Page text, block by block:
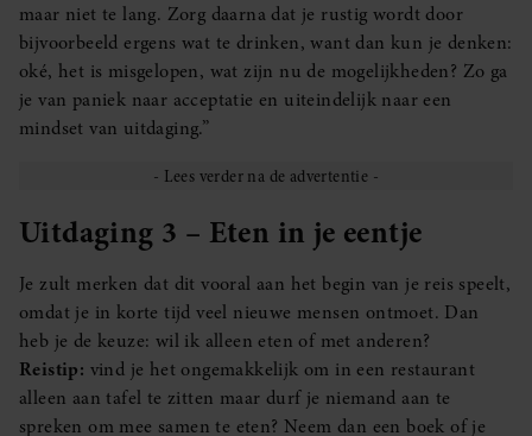
maar niet te lang. Zorg daarna dat je rustig wordt door
bijvoorbeeld ergens wat te drinken, want dan kun je denken:
oké, het is misgelopen, wat zijn nu de mogelijkheden? Zo ga
je van paniek naar acceptatie en uiteindelijk naar een
mindset van uitdaging.”
Uitdaging 3 – Eten in je eentje
Je zult merken dat dit vooral aan het begin van je reis speelt,
omdat je in korte tijd veel nieuwe mensen ontmoet. Dan
heb je de keuze: wil ik alleen eten of met anderen?
Reistip: vind je het ongemakkelijk om in een restaurant
alleen aan tafel te zitten maar durf je niemand aan te
spreken om mee samen te eten? Neem dan een boek of je